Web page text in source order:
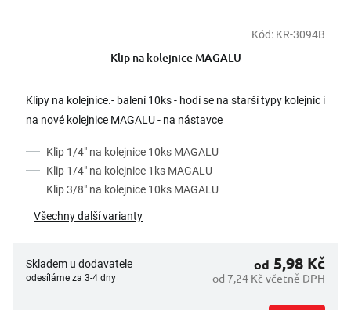
Kód: KR-3094B
Klip na kolejnice MAGALU
Klipy na kolejnice.- balení 10ks - hodí se na starší typy kolejnic i
na nové kolejnice MAGALU - na nástavce
Klip 1/4" na kolejnice 10ks MAGALU
Klip 1/4" na kolejnice 1ks MAGALU
Klip 3/8" na kolejnice 10ks MAGALU
Všechny další varianty
Skladem u dodavatele
odesíláme za 3-4 dny od 7,24 Kč včetně DPH
od 5,98 Kč